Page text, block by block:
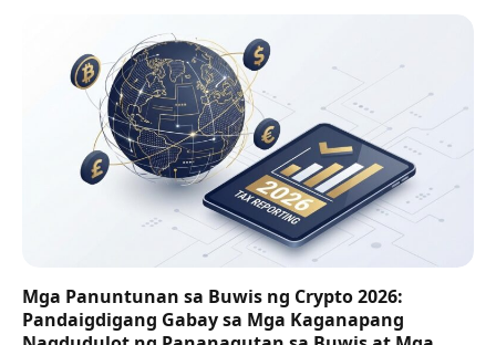
Mga Panuntunan sa Buwis ng Crypto 2026:
Pandaigdigang Gabay sa Mga Kaganapang